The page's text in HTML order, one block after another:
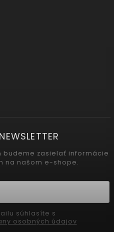
budeme zasielať informácie
na našom e-shope.
osobných údajov